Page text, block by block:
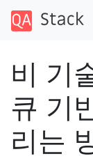
비 기
큐 기
리는